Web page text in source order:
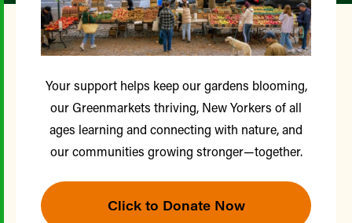
Your support helps keep our gardens blooming,
our Greenmarkets thriving, New Yorkers of all
ages learning and connecting with nature, and
our communities growing stronger—together.
Click to Donate Now